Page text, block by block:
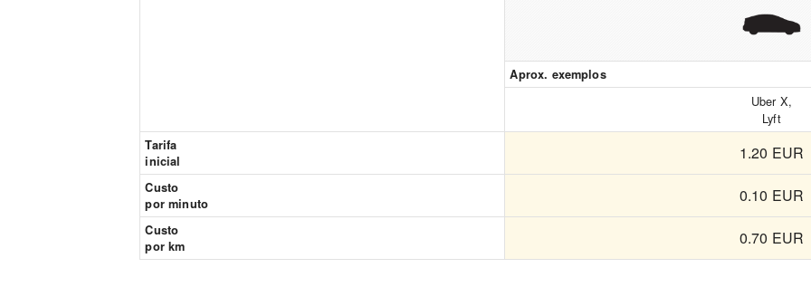
Aprox. exemplos
Uber X,
Lyft
Tarifa
inicial
1.20 EUR
Custo
por minuto
0.10 EUR
Custo
por km
0.70 EUR